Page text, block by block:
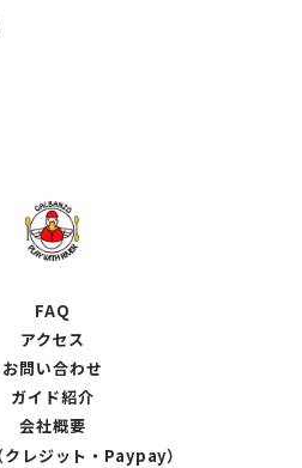
FAQ
アクセス
お問い合わせ
ガイド紹介
会社概要
レジット・Paypay）